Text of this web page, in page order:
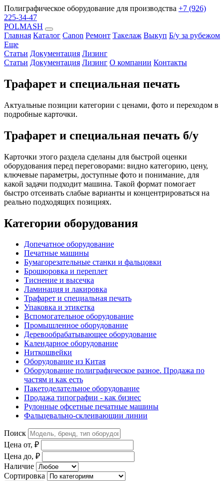
Полиграфическое оборудование для производства +7 (926)
225-34-47
POLMASH
Главная Каталог Canon Ремонт Такелаж Выкуп Б/у за рубежом
Еще
Статьи Документация Лизинг
Статьи Документация Лизинг О компании Контакты
Трафарет и специальная печать
Актуальные позиции категории с ценами, фото и переходом в
подробные карточки.
Трафарет и специальная печать б/у
Карточки этого раздела сделаны для быстрой оценки
оборудования перед переговорами: видно категорию, цену,
ключевые параметры, доступные фото и понимание, для
какой задачи подходит машина. Такой формат помогает
быстро отсеивать слабые варианты и концентрироваться на
реально подходящих позициях.
Категории оборудования
Допечатное оборудование
Печатные машины
Бумагорезательные станки и фальцовки
Брошюровка и переплет
Тиснение и высечка
Ламинация и лакировка
Трафарет и специальная печать
Упаковка и этикетка
Вспомогательное оборудование
Промышленное оборудование
Деревообрабатывающее оборудование
Календарное оборудование
Ниткошвейки
Оборудование из Китая
Оборудование полиграфическое разное. Продажа по
частям и как есть
Пакетоделательное оборудование
Продажа типографии - как бизнес
Рулонные офсетные печатные машины
Фальцевально-склеивающии линии
Поиск
Цена от, ₽
Цена до, ₽
Наличие
Сортировка